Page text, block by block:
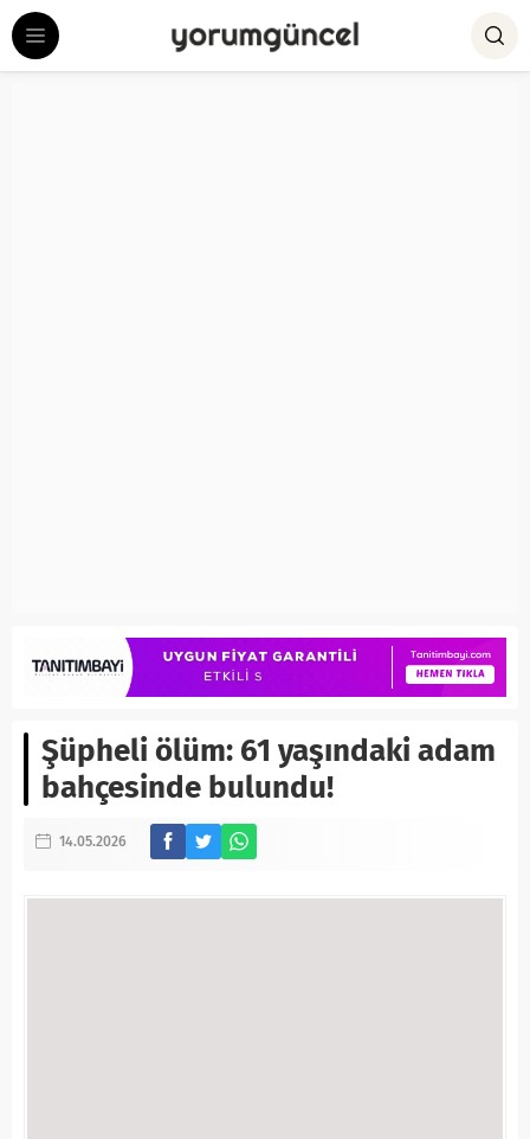
Şüpheli ölüm: 61 yaşındaki adam
bahçesinde bulundu!
14.05.2026